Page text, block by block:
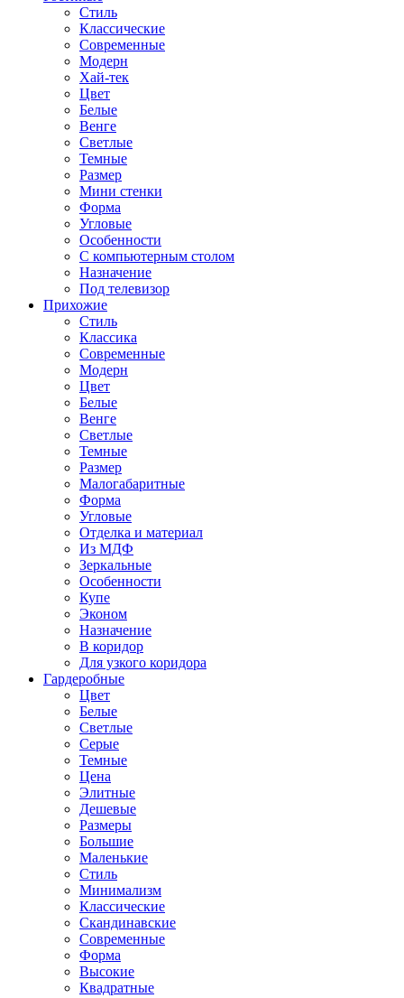
Стиль
Классические
Современные
Модерн
Хай-тек
Цвет
Белые
Венге
Светлые
Темные
Размер
Мини стенки
Форма
Угловые
Особенности
С компьютерным столом
Назначение
Под телевизор
Прихожие
Стиль
Классика
Современные
Модерн
Цвет
Белые
Венге
Светлые
Темные
Размер
Малогабаритные
Форма
Угловые
Отделка и материал
Из МДФ
Зеркальные
Особенности
Купе
Эконом
Назначение
В коридор
Для узкого коридора
Гардеробные
Цвет
Белые
Светлые
Серые
Темные
Цена
Элитные
Дешевые
Размеры
Большие
Маленькие
Стиль
Минимализм
Классические
Скандинавские
Современные
Форма
Высокие
Квадратные